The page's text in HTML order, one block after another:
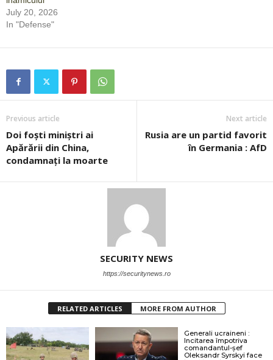
July 20, 2026
In "Defense"
Previous article
Doi foști miniștri ai
Apărării din China,
condamnați la moarte
Next article
Rusia are un partid favorit
în Germania : AfD
SECURITY NEWS
https://securitynews.ro
RELATED ARTICLES MORE FROM AUTHOR
Generali ucraineni :
Incitarea împotriva
comandantul-șef
Oleksandr Syrskyi face